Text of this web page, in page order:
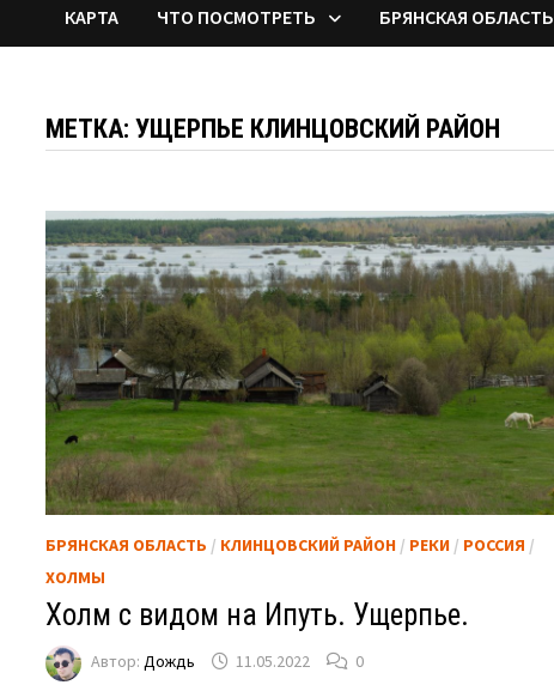
КАРТА ЧТО ПОСМОТРЕТЬ БРЯНСКАЯ ОБЛАСТЬ
МЕТКА:УЩЕРПЬЕ КЛИНЦОВСКИЙ РАЙОН
БРЯНСКАЯ ОБЛАСТЬ / КЛИНЦОВСКИЙ РАЙОН / РЕКИ / РОССИЯ /
ХОЛМЫ
Холм с видом на Ипуть. Ущерпье.
Автор:Дождь 11.05.2022 0